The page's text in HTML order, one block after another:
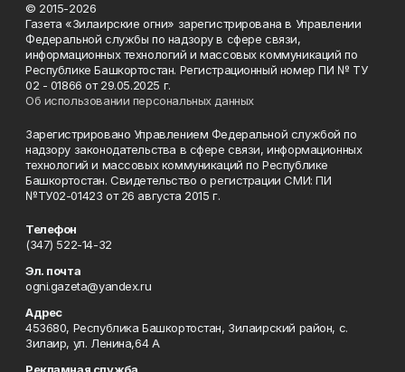
© 2015-2026
Газета «Зилаирские огни» зарегистрирована в Управлении
Федеральной службы по надзору в сфере связи,
информационных технологий и массовых коммуникаций по
Республике Башкортостан. Регистрационный номер ПИ № ТУ
02 - 01866 от 29.05.2025 г.
Об использовании персональных данных
Зарегистрировано Управлением Федеральной службой по
надзору законодательства в сфере связи, информационных
технологий и массовых коммуникаций по Республике
Башкортостан. Свидетельство о регистрации СМИ: ПИ
№ТУ02-01423 от 26 августа 2015 г.
Телефон
(347) 522-14-32
Эл. почта
ogni.gazeta@yandex.ru
Адрес
453680, Республика Башкортостан, Зилаирский район, с.
Зилаир, ул. Ленина,64 А